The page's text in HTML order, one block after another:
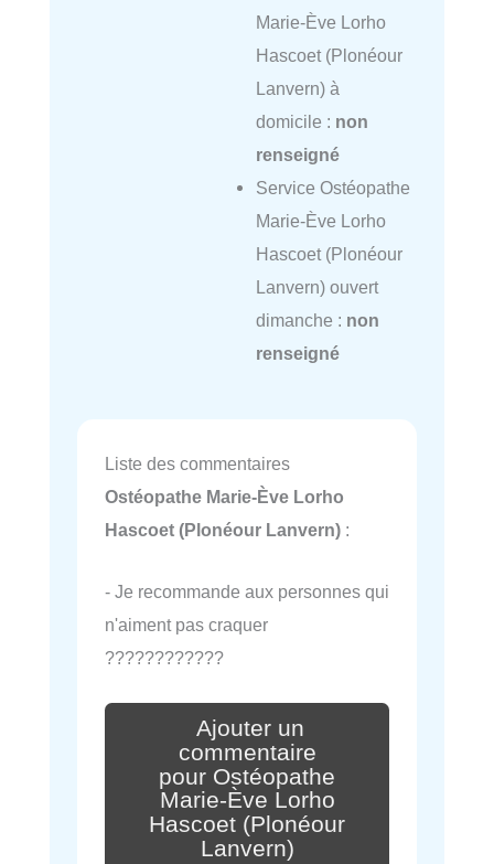
Marie-Ève Lorho
Hascoet (Plonéour
Lanvern) à
domicile : non
renseigné
Service Ostéopathe
Marie-Ève Lorho
Hascoet (Plonéour
Lanvern) ouvert
dimanche : non
renseigné
Liste des commentaires
Ostéopathe Marie-Ève Lorho
Hascoet (Plonéour Lanvern) :
- Je recommande aux personnes qui
n'aiment pas craquer
????????????
Ajouter un
commentaire
pour Ostéopathe
Marie-Ève Lorho
Hascoet (Plonéour
Lanvern)